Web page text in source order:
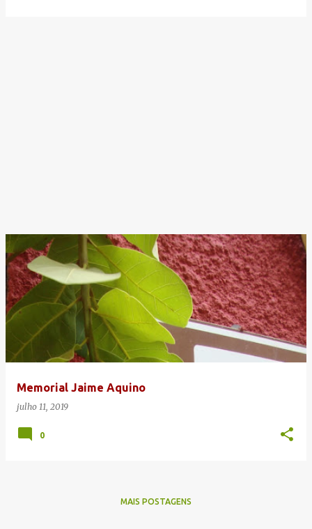
Memorial Jaime Aquino
julho 11, 2019
0
MAIS POSTAGENS